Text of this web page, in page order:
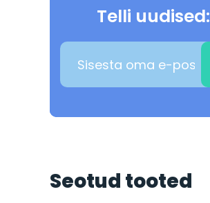
Telli uudised:
Seotud tooted